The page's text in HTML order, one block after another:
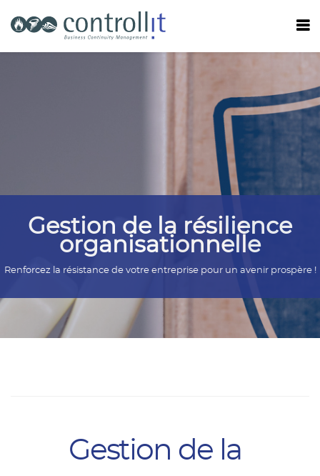
Gestion de la résilience
organisationnelle
Renforcez la résistance de votre entreprise pour un avenir prospère !
Gestion de la